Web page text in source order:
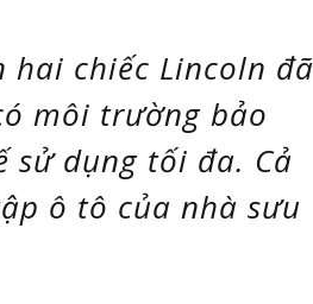
hai chiếc Lincoln đã
môi trường bảo
sử dụng tối đa. Cả
ô tô của nhà sưu